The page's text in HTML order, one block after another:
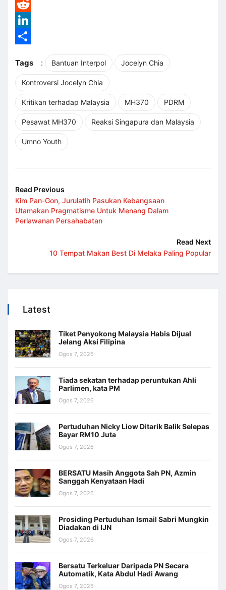
WhatsApp
Reddit
LinkedIn
Tags
: Bantuan Interpol Jocelyn Chia
Kontroversi Jocelyn Chia
Kritikan terhadap Malaysia MH370 PDRM
Pesawat MH370 Reaksi Singapura dan Malaysia
Umno Youth
Read Previous
Kim Pan-Gon, Jurulatih Pasukan Kebangsaan
Utamakan Pragmatisme Untuk Menang Dalam
Perlawanan Persahabatan
Read Next
10 Tempat Makan Best Di Melaka Paling Popular
Latest
Tiket Penyokong Malaysia Habis Dijual
Jelang Aksi Filipina
Ogos 7, 2026
Tiada sekatan terhadap peruntukan Ahli
Parlimen, kata PM
Ogos 7, 2026
Pertuduhan Nicky Liow Ditarik Balik Selepas
Bayar RM10 Juta
Ogos 7, 2026
BERSATU Masih Anggota Sah PN, Azmin
Sanggah Kenyataan Hadi
Ogos 7, 2026
Prosiding Pertuduhan Ismail Sabri Mungkin
Diadakan di IJN
Ogos 7, 2026
Bersatu Terkeluar Daripada PN Secara
Automatik, Kata Abdul Hadi Awang
Ogos 7, 2026